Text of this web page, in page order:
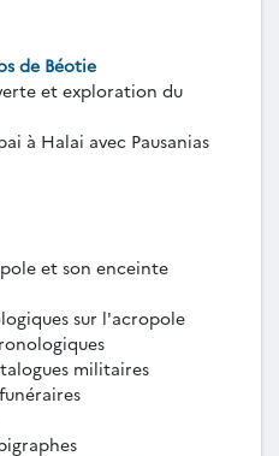
de Béotie
et exploration du
à Halai avec Pausanias
et son enceinte
sur l'acropole
militaires